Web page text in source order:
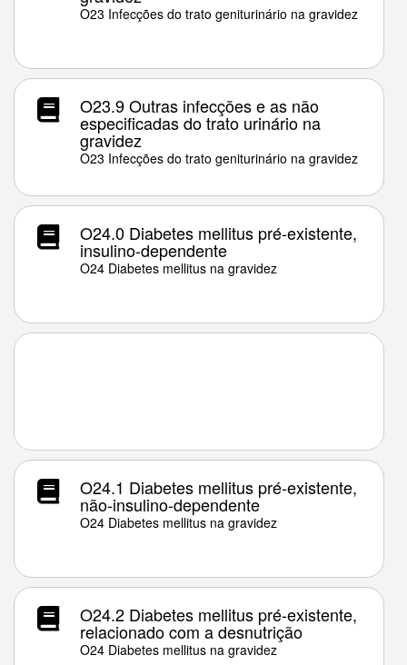
O23 Infecções do trato geniturinário na gravidez
O23.9 Outras infecções e as não
especificadas do trato urinário na
gravidez
O23 Infecções do trato geniturinário na gravidez
O24.0 Diabetes mellitus pré-existente,
insulino-dependente
O24 Diabetes mellitus na gravidez
O24.1 Diabetes mellitus pré-existente,
não-insulino-dependente
O24 Diabetes mellitus na gravidez
O24.2 Diabetes mellitus pré-existente,
relacionado com a desnutrição
O24 Diabetes mellitus na gravidez